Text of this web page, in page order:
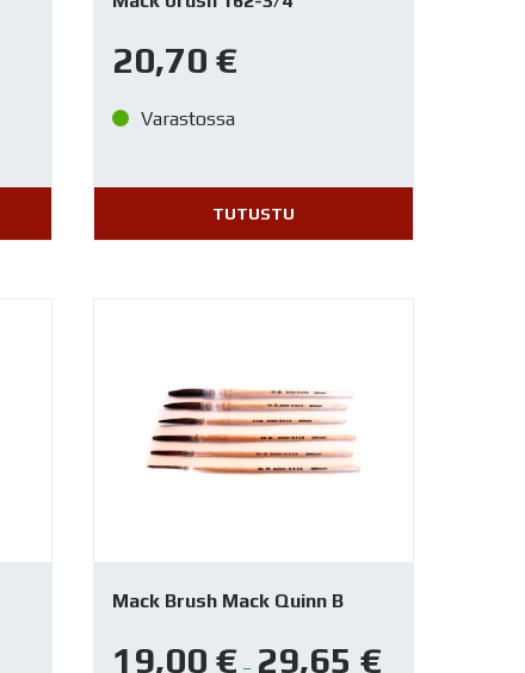
20,70 €
Varastossa
TUTUSTU
Mack Brush Mack Quinn B
19,00 € – 29,65 €